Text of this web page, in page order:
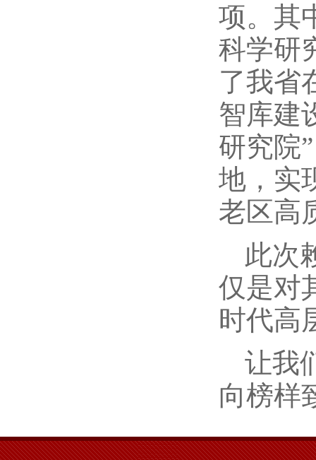
项。其
科学研
了我省
智库建
研究院
地，实
老区高
此次
仅是对
时代高
让我
向榜样